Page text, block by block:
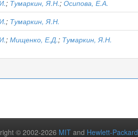
; Тумаркин, Я.Н.; Осипова, Е.А.
; Тумаркин, Я.Н.
; Мищенко, Е.Д.; Тумаркин, Я.Н.
© 2002-2026 MIT and Hewlett-Packard